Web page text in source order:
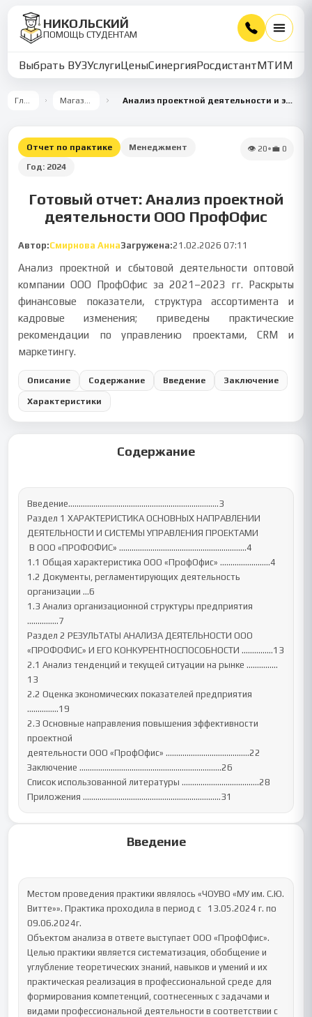
НИКОЛЬСКИЙ
ПОМОЩЬ СТУДЕНТАМ
Выбрать ВУЗУслугиЦеныСинергияРосдистантМТИММУ
Главная Магазин работ Анализ проектной деятельности и эффективности ООО ПрофОфис
Отчет по практике
Менеджмент
Год: 2024
👁 20•💼 0
Готовый отчет: Анализ проектной
деятельности ООО ПрофОфис
Автор:Смирнова АннаЗагружена:21.02.2026 07:11
Анализ проектной и сбытовой деятельности оптовой
компании ООО ПрофОфис за 2021–2023 гг. Раскрыты
финансовые показатели, структура ассортимента и
кадровые изменения; приведены практические
рекомендации по управлению проектами, CRM и
маркетингу.
Описание Содержание Введение Заключение
Характеристики
Содержание
Введение………………………………………………………………3
Раздел 1 ХАРАКТЕРИСТИКА ОСНОВНЫХ НАПРАВЛЕНИИ
ДЕЯТЕЛЬНОСТИ И СИСТЕМЫ УПРАВЛЕНИЯ ПРОЕКТАМИ
В ООО «ПРОФОФИС» ………………………………………………….…4
1.1 Общая характеристика ООО «ПрофОфис» ……………………4
1.2 Документы, регламентирующих деятельность
организации …6
1.3 Анализ организационной структуры предприятия
……………7
Раздел 2 РЕЗУЛЬТАТЫ АНАЛИЗА ДЕЯТЕЛЬНОСТИ ООО
«ПРОФОФИС» И ЕГО КОНКУРЕНТНОСПОСОБНОСТИ ……………13
2.1 Анализ тенденций и текущей ситуации на рынке ……………
13
2.2 Оценка экономических показателей предприятия
……………19
2.3 Основные направления повышения эффективности
проектной
деятельности ООО «ПрофОфис» …………………………….……22
Заключение ……………………..………………………..………….26
Список использованной литературы …………………...………….28
Приложения …………………………………………………………31
Введение
Местом проведения практики являлось «ЧОУВО «МУ им. С.Ю.
Витте»». Практика проходила в период с   13.05.2024 г. по
09.06.2024г.
Объектом анализа в ответе выступает ООО «ПрофОфис».
Целью практики является систематизация, обобщение и
углубление теоретических знаний, навыков и умений и их
практическая реализация в профессиональной среде для
формирования компетенций, соотнесенных с задачами и
видами профессиональной деятельности в соответствии с